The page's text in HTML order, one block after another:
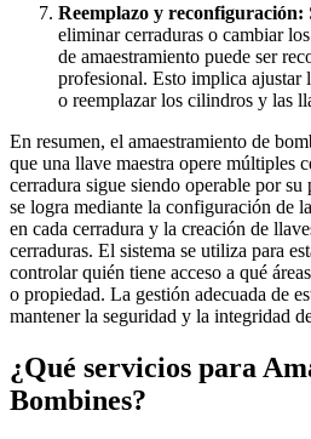
Reemplazo y reconfiguración:
eliminar cerraduras o cambiar
de amaestramiento puede ser
profesional. Esto implica ajustar
o reemplazar los cilindros y las
En resumen, el amaestramiento de
que una llave maestra opere múltiples
cerradura sigue siendo operable por
se logra mediante la configuración de
en cada cerradura y la creación de
cerraduras. El sistema se utiliza para
controlar quién tiene acceso a qué
o propiedad. La gestión adecuada de
mantener la seguridad y la integridad
¿Qué servicios para
Bombines?